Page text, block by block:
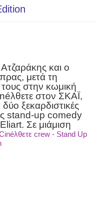
και ο
μετά τη
στην κωμική
στον ΣΚΑΪ,
δύο ξεκαρδιστικές
stand-up comedy
Σε μιάμιση
crew - Stand Up